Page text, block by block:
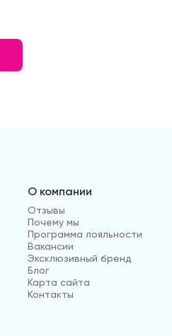
О компании
Отзывы
Почему мы
Программа лояльности
Вакансии
Эксклюзивный бренд
Блог
Карта сайта
Контакты